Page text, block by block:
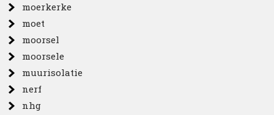
moerkerke
moet
moorsel
moorsele
muurisolatie
nerf
nhg